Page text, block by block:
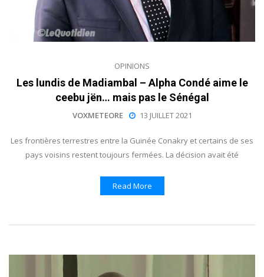
OPINIONS
Les lundis de Madiambal – Alpha Condé aime le
ceebu jën… mais pas le Sénégal
VOXMETEORE 13 JUILLET 2021
Les frontières terrestres entre la Guinée Conakry et certains de ses
pays voisins restent toujours fermées. La décision avait été
Read More